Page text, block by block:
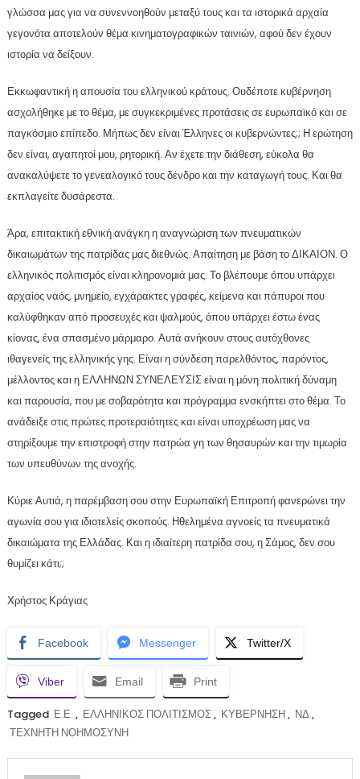
γλώσσα μας για να συνεννοηθούν μεταξύ τους και τα ιστορικά αρχαία
γεγονότα αποτελούν θέμα κινηματογραφικών ταινιών, αφού δεν έχουν
ιστορία να δείξουν.
Εκκωφαντική η απουσία του ελληνικού κράτους. Ουδέποτε κυβέρνηση
ασχολήθηκε με το θέμα, με συγκεκριμένες προτάσεις σε ευρωπαϊκό και σε
παγκόσμιο επίπεδο. Μήπως δεν είναι Έλληνες οι κυβερνώντες;; Η ερώτηση
δεν είναι, αγαπητοί μου, ρητορική. Αν έχετε την διάθεση, εύκολα θα
ανακαλύψετε το γενεαλογικό τους δένδρο και την καταγωγή τους. Και θα
εκπλαγείτε δυσάρεστα.
Άρα, επιτακτική εθνική ανάγκη η αναγνώριση των πνευματικών
δικαιωμάτων της πατρίδας μας διεθνώς. Απαίτηση με βάση το ΔΙΚΑΙΟΝ. Ο
ελληνικός πολιτισμός είναι κληρονομιά μας. Το βλέπουμε όπου υπάρχει
αρχαίος ναός, μνημείο, εγχάρακτες γραφές, κείμενα και πάπυροι που
καλύφθηκαν από προσευχές και ψαλμούς, όπου υπάρχει έστω ένας
κίονας, ένα σπασμένο μάρμαρο. Αυτά ανήκουν στους αυτόχθονες
ιθαγενείς της ελληνικής γης. Είναι η σύνδεση παρελθόντος, παρόντος,
μέλλοντος και η ΕΛΛΗΝΩΝ ΣΥΝΕΛΕΥΣΙΣ είναι η μόνη πολιτική δύναμη
και παρουσία, που με σοβαρότητα και πρόγραμμα ενσκήπτει στο θέμα. Το
ανάδειξε στις πρώτες προτεραιότητες και είναι υποχρέωση μας να
στηρίξουμε την επιστροφή στην πατρώα γη των θησαυρών και την τιμωρία
των υπευθύνων της ανοχής.
Κύριε Αυτιά, η παρέμβαση σου στην Ευρωπαϊκή Επιτροπή φανερώνει την
αγωνία σου για ιδιοτελείς σκοπούς. Ηθελημένα αγνοείς τα πνευματικά
δικαιώματα της Ελλάδας. Και η ιδιαίτερη πατρίδα σου, η Σάμος, δεν σου
θυμίζει κάτι;;
Χρήστος Κράγιας
Facebook Messenger Twitter/X
Viber Email Print
Tagged Ε.Ε. , ΕΛΛΗΝΙΚΟΣ ΠΟΛΙΤΙΣΜΟΣ, ΚΥΒΕΡΝΗΣΗ, ΝΔ,
ΤΕΧΝΗΤΗ ΝΟΗΜΟΣΥΝΗ